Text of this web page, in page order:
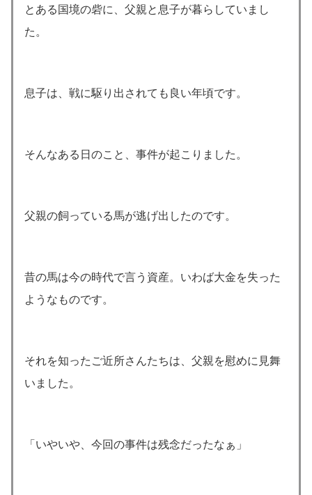
とある国境の砦に、父親と息子が暮らしていまし
た。
息子は、戦に駆り出されても良い年頃です。
そんなある日のこと、事件が起こりました。
父親の飼っている馬が逃げ出したのです。
昔の馬は今の時代で言う資産。いわば大金を失った
ようなものです。
それを知ったご近所さんたちは、父親を慰めに見舞
いました。
「いやいや、今回の事件は残念だったなぁ」